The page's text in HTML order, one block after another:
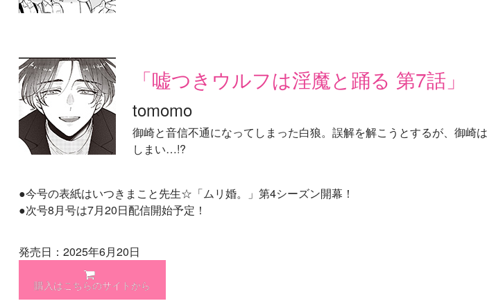
「嘘つきウルフは淫魔と踊る 第7話」
tomomo
御崎と音信不通になってしまった白狼。誤解を解こうとするが、御崎
しまい…!?
●今号の表紙はいつきまこと先生☆「ムリ婚。」第4シーズン開幕！
●次号8月号は7月20日配信開始予定！
発売日：2025年6月20日
購入はこちらのサイトから